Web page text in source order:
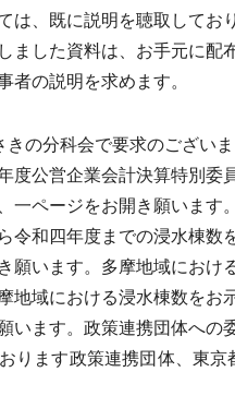
、既に説明を聴取してお
した資料は、お手元に配
の説明を求めます。
の分科会で要求のございま
公営企業会計決算特別委
ページをお開き願います
和四年度までの浸水棟数
います。多摩地域におけ
域における浸水棟数をお
ます。政策連携団体への
ります政策連携団体、東京